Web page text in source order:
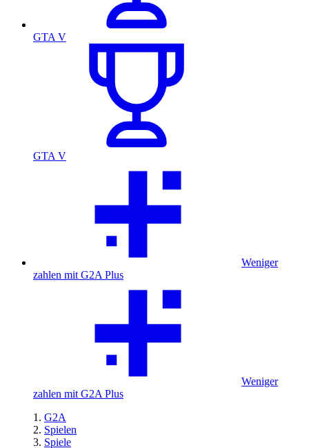
GTA V
GTA V
Weniger
zahlen mit G2A Plus
Weniger
zahlen mit G2A Plus
G2A
Spielen
Spiele